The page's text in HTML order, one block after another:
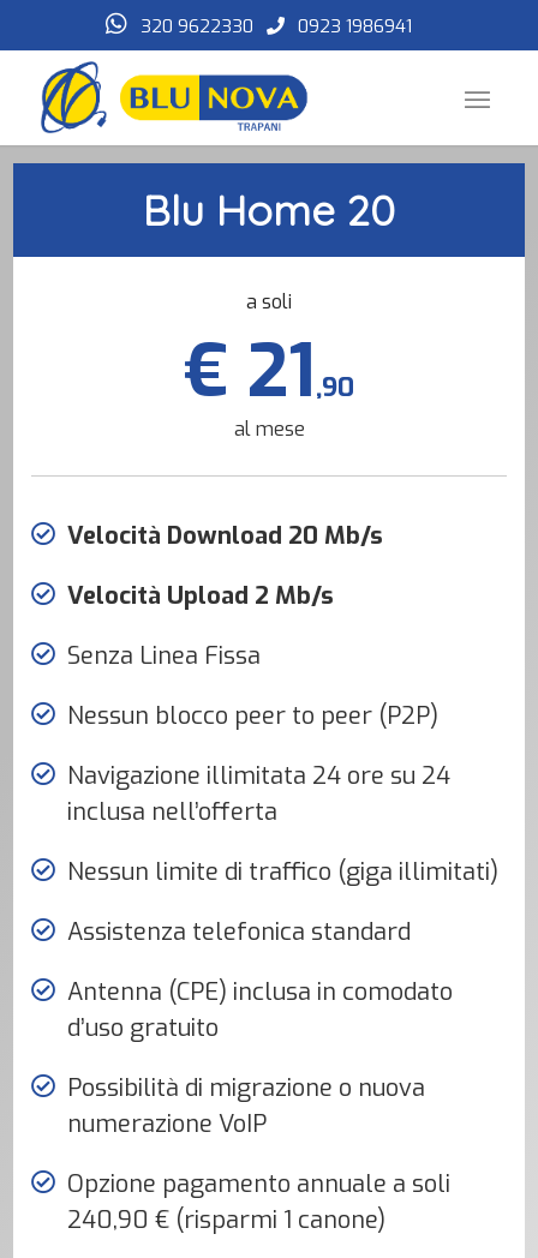
320 9622330 0923 1986941
Blu Home 20
a soli
€ 21,90
al mese
Velocità Download 20 Mb/s
Velocità Upload 2 Mb/s
Senza Linea Fissa
Nessun blocco peer to peer (P2P)
Navigazione illimitata 24 ore su 24
inclusa nell’offerta
Nessun limite di traffico (giga illimitati)
Assistenza telefonica standard
Antenna (CPE) inclusa in comodato
d’uso gratuito
Possibilità di migrazione o nuova
numerazione VoIP
Opzione pagamento annuale a soli
240,90 € (risparmi 1 canone)